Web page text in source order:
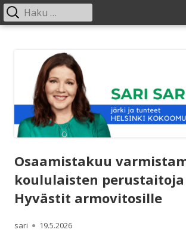
Ensisijainen
Haku:
Osaamistakuu
koululaisten perustaitoja
Hyvästit armovitosille
Kirjoittaja
sari Julkaistu
19.5.2026